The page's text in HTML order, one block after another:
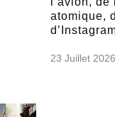
atomique,
23 Juillet 2026